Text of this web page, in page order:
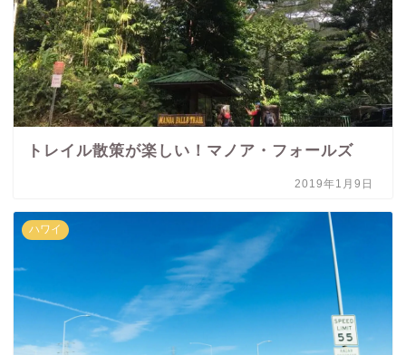
トレイル散策が楽しい！マノア・フォールズ
2019年1月9日
ハワイ